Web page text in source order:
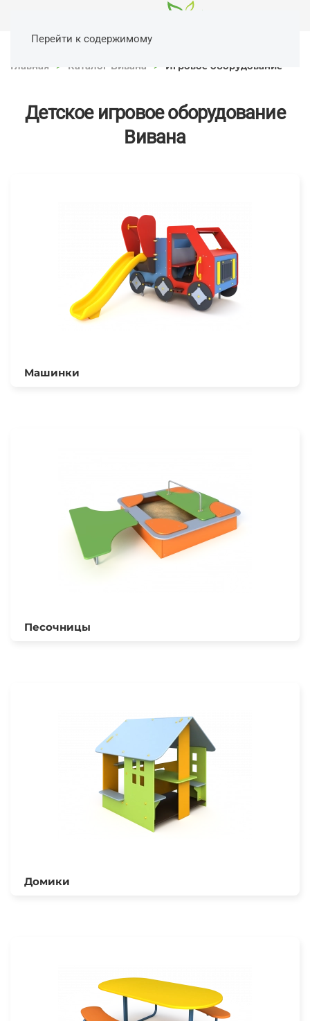
Перейти к содержимому
Главная Каталог Вивана Игровое оборудование
Детское игровое оборудование
Вивана
Машинки
Песочницы
Домики